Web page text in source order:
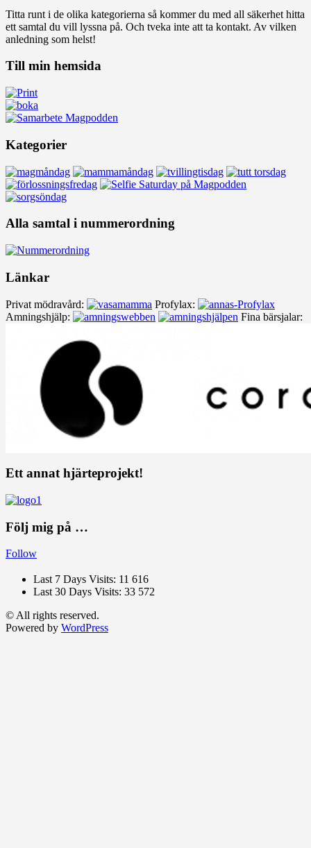
Titta runt i de olika kategorierna så kommer du med all säkerhet hitta
ett samtal du vill lyssna på. Och tveka inte att ta kontakt. Av vilken
anledning som helst!
Till min hemsida
Kategorier
Alla samtal i nummerordning
Länkar
Privat mödravård:
Profylax:
Amningshjälp:
Fina bärsjalar:
Ett annat hjärteprojekt!
Följ mig på …
Follow
Last 7 Days Visits: 11 616
Last 30 Days Visits: 33 572
© All rights reserved.
Powered by WordPress